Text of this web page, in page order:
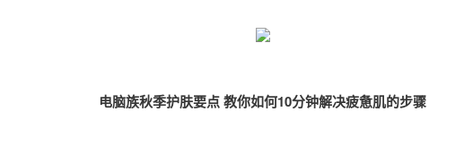
电脑族秋季护肤要点 教你如何10分钟解决疲惫肌的步骤